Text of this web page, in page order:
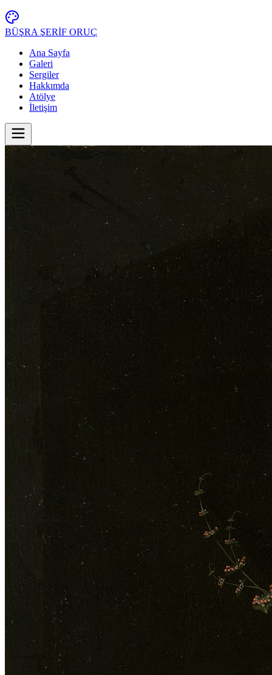
BÜŞRA ŞERİF ORUÇ
Ana Sayfa
Galeri
Sergiler
Hakkımda
Atölye
İletişim